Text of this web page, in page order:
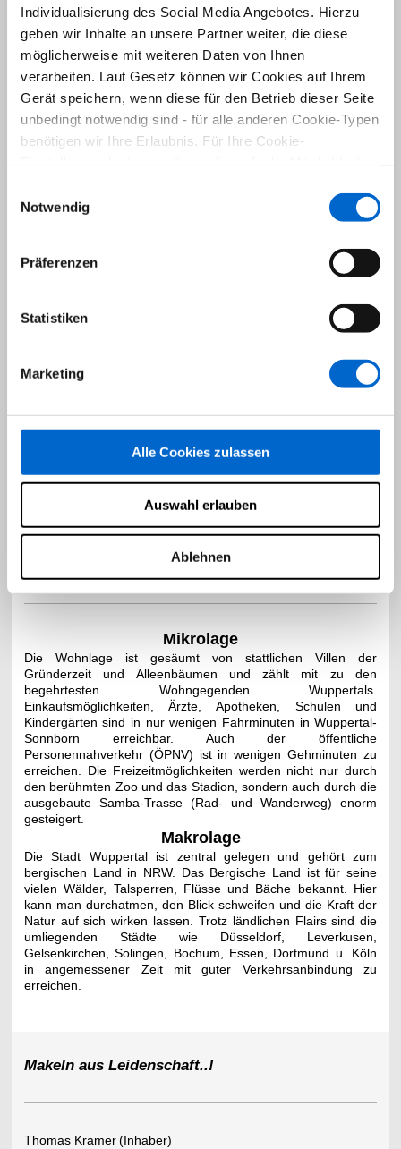
Individualisierung des Social Media Angebotes. Hierzu
geben wir Inhalte an unsere Partner weiter, die diese
möglicherweise mit weiteren Daten von Ihnen
verarbeiten. Laut Gesetz können wir Cookies auf Ihrem
Gerät speichern, wenn diese für den Betrieb dieser Seite
unbedingt notwendig sind - für alle anderen Cookie-Typen
benötigen wir Ihre Erlaubnis. Für Ihre Cookie-
(schwarzer Kreis) zu ändern sowie zu widerrufen.
Notwendig
Präferenzen
Statistiken
Marketing
Alle Cookies zulassen
Auswahl erlauben
Ablehnen
inklusive.
Grundrisse
Mikrolage
Die Wohnlage ist gesäumt von stattlichen Villen der
Gründerzeit und Alleenbäumen und zählt mit zu den
begehrtesten Wohngegenden Wuppertals.
Einkaufsmöglichkeiten, Ärzte, Apotheken, Schulen und
Kindergärten sind in nur wenigen Fahrminuten in Wuppertal-
Sonnborn erreichbar. Auch der öffentliche
Personennahverkehr (ÖPNV) ist in wenigen Gehminuten zu
erreichen. Die Freizeitmöglichkeiten werden nicht nur durch
den berühmten Zoo und das Stadion, sondern auch durch die
ausgebaute Samba-Trasse (Rad- und Wanderweg) enorm
gesteigert.
Makrolage
Die Stadt Wuppertal ist zentral gelegen und gehört zum
bergischen Land in NRW. Das Bergische Land ist für seine
vielen Wälder, Talsperren, Flüsse und Bäche bekannt. Hier
kann man durchatmen, den Blick schweifen und die Kraft der
Natur auf sich wirken lassen. Trotz ländlichen Flairs sind die
umliegenden Städte wie Düsseldorf, Leverkusen,
Gelsenkirchen, Solingen, Bochum, Essen, Dortmund u. Köln
in angemessener Zeit mit guter Verkehrsanbindung zu
erreichen.
Makeln aus Leidenschaft..!
Thomas Kramer(Inhaber)